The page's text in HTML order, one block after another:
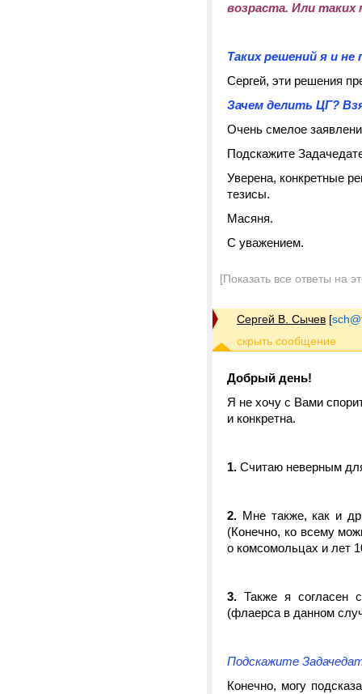
возраста. Или
Таких решений я и не
Сергей, эти решения
Зачем делить ЦГ?
Очень смелое
Подскажите
Уверена, конкретные
тезисы.
Масяня.
С уважением.
[Показать все ответы на
Сергей В. Сычев [
Добрый день!
Я не хочу с Вами
и конкретна.
1. Считаю неверным
2. Мне также, как и
(Конечно, ко всему
о комсомольцах и лет
3. Также я согласен
(флаерса в данном
Подскажите
Конечно, могу